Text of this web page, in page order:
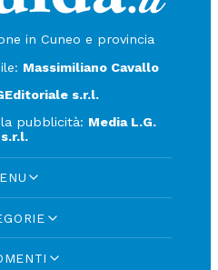
in Cuneo e provincia
Massimiliano Cavallo
s.r.l.
pubblicità: Media L.G.
s.r.l.